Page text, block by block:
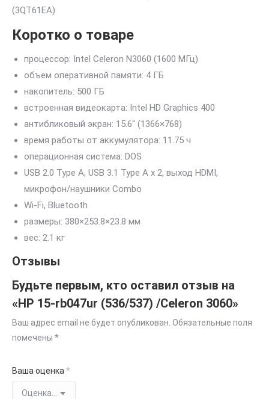
(3QT61EA)
Коротко о товаре
процессор: Intel Celeron N3060 (1600 МГц)
объем оперативной памяти: 4 ГБ
накопитель: 500 ГБ
встроенная видеокарта: Intel HD Graphics 400
антибликовый экран: 15.6″ (1366×768)
время работы от аккумулятора: 11.75 ч
операционная система: DOS
USB 2.0 Type A, USB 3.1 Type A x 2, выход HDMI,
микрофон/наушники Combo
Wi-Fi, Bluetooth
pазмеры: 380×253.8×23.8 мм
вес: 2.1 кг
Отзывы
Будьте первым, кто оставил отзыв на
«HP 15-rb047ur (536/537) /Сeleron 3060»
Ваш адрес email не будет опубликован. Обязательные поля
помечены *
Ваша оценка *